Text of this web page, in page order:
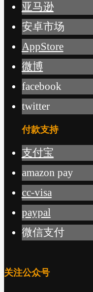
亚马逊
安卓市场
AppStore
微博
facebook
twitter
付款支持
支付宝
amazon pay
cc-visa
paypal
微信支付
关注公众号